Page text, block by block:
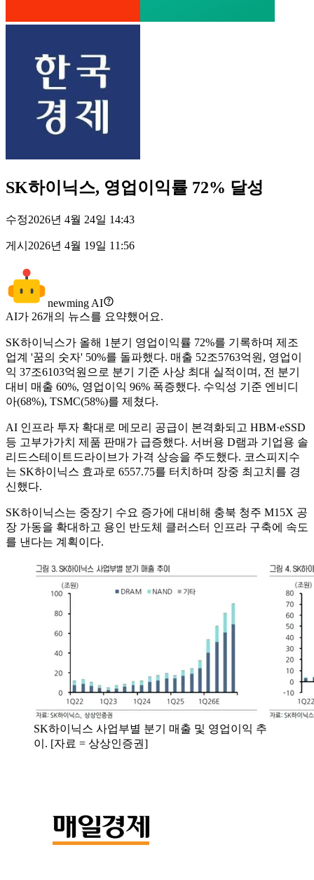
SK하이닉스, 영업이익률 72% 달성
수정2026년 4월 24일 14:43
게시 2026년 4월 19일 11:56
newming AI
AI가 26개의 뉴스를 요약했어요.
SK하이닉스가 올해 1분기 영업이익률 72%를 기록하며 제조
업계 '꿈의 숫자' 50%를 돌파했다. 매출 52조5763억원, 영업이
익 37조6103억원으로 분기 기준 사상 최대 실적이며, 전 분기
대비 매출 60%, 영업이익 96% 폭증했다. 수익성 기준 엔비디
아(68%), TSMC(58%)를 제쳤다.
AI 인프라 투자 확대로 메모리 공급이 본격화되고 HBM·eSSD
등 고부가가치 제품 판매가 급증했다. 서버용 D램과 기업용 솔
리드스테이트드라이브가 가격 상승을 주도했다. 코스피지수
는 SK하이닉스 효과로 6557.75를 터치하며 장중 최고치를 경
신했다.
SK하이닉스는 중장기 수요 증가에 대비해 충북 청주 M15X 공
장 가동을 확대하고 용인 반도체 클러스터 인프라 구축에 속도
를 낸다는 계획이다.
SK하이닉스 사업부별 분기 매출 및 영업이익 추
이. [자료 = 상상인증권]